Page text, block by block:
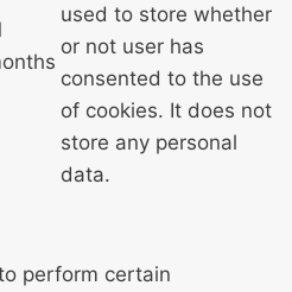
used to store whether
or not user has
consented to the use
of cookies. It does not
store any personal
data.
perform certain